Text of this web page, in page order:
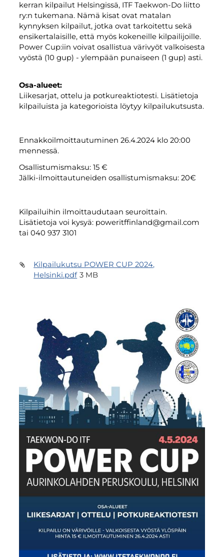
kerran kilpailut Helsingissä, ITF Taekwon-Do liitto
ry:n tukemana. Nämä kisat ovat matalan
kynnyksen kilpailut, jotka ovat tarkoitettu sekä
ensikertalaisille, että myös kokeneille kilpailijoille.
Power Cup:iin voivat osallistua värivyöt valkoisesta
vyöstä (10 gup) - ylempään punaiseen (1 gup) asti.
Osa-alueet:
Liikesarjat, ottelu ja potkureaktiotesti. Lisätietoja
kilpailuista ja kategorioista löytyy kilpailukutsusta.
Ennakkoilmoittautuminen 26.4.2024 klo 20:00
mennessä.
Osallistumismaksu: 15 €
Jälki-ilmoittautuneiden osallistumismaksu: 20€
Kilpailuihin ilmoittaudutaan seuroittain.
Lisätietoja voi kysyä: poweritffinland@gmail.com
tai 040 937 3101
Kilpailukutsu POWER CUP 2024,
Helsinki.pdf 3 MB